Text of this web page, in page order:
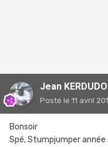
Jean KERDUDO
Posté le 11 avril
Bonsoir
Spé, Stumpjumper